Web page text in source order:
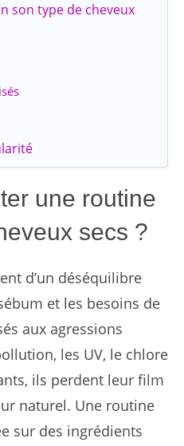
son type de cheveux
une routine
secs ?
d’un déséquilibre
et les besoins de
aux agressions
les UV, le chlore
ils perdent leur film
naturel. Une routine
sur des ingrédients